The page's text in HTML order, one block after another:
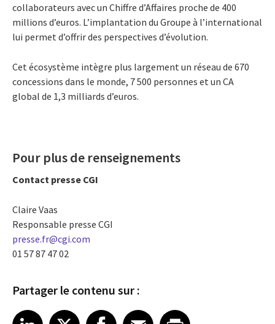
collaborateurs avec un Chiffre d’Affaires proche de 400
millions d’euros. L’implantation du Groupe à l’international
lui permet d’offrir des perspectives d’évolution.
Cet écosystème intègre plus largement un réseau de 670
concessions dans le monde, 7 500 personnes et un CA
global de 1,3 milliards d’euros.
Pour plus de renseignements
Contact presse CGI
Claire Vaas
Responsable presse CGI
presse.fr@cgi.com
01 57 87 47 02
Partager le contenu sur :
Share article on LinkedIn
LinkedIn
Share article on XShare article on Facebook
Facebook
Share article on Email
EmailShare article on Print